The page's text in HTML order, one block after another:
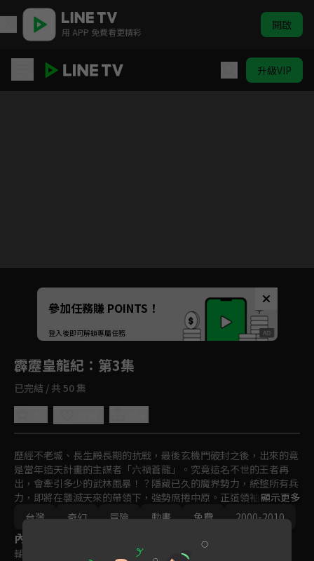
用 APP 免費看更精彩 開啟
升級VIP
Unmute
如有不便請見諒
參加任務賺 POINTS！
登入後即可解鎖專屬任務
霹靂皇龍紀 ：第3集
已完結 / 共 50 集
歷經不老城、長生殿長期的抗戰，最後玄機門破封之後，出來的竟
是當年造天計畫的主謀者「六禍蒼龍」。究竟這名不世的王者再
出，會牽引多少的武林風暴！？隱藏已久的魔界勢力，統整所有兵
力，即將在襲滅天來的帶領下，強勢席捲中原。正道領袖，要如何
抵禦異度魔界的攻勢？
在各方勢力逐漸明朗的同時，一名隱世超凡的智者，正在等待著真
王的降臨。究竟是誰？又會如何運籌帷幄，改變未來的天機？強者
林立的武林，只看誰能一笑定江山！？
顯示更多
台灣
奇幻 冒險 動畫 免費 2000-2010
內容標籤
輔導十二歲級